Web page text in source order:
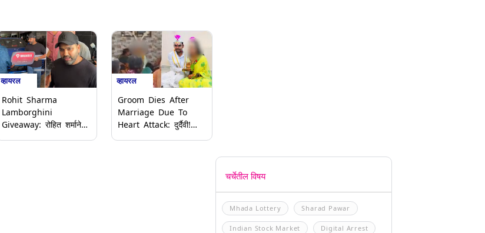
व्हायरल
Rohit Sharma
Lamborghini
Giveaway: रोहित शर्माने
व्हायरल
Groom Dies After
Marriage Due To
Heart Attack: दुर्दैवी!
चर्चेतील विषय
Mhada Lottery Sharad Pawar
Indian Stock Market Digital Arrest